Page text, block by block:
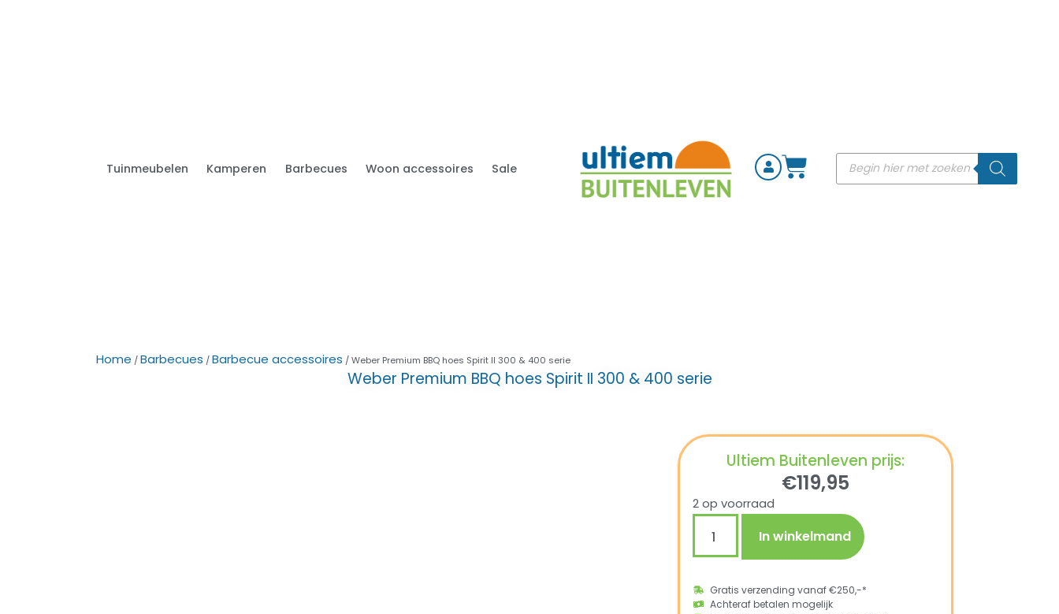
Tuinmeubelen Kamperen Barbecues Woon accessoires Sale
Home /Barbecues /Barbecue accessoires / Weber Premium BBQ hoes Spirit II 300 & 400 serie
Weber Premium BBQ hoes Spirit II 300 & 400 serie
Ultiem Buitenleven prijs:
€119,95
2 op voorraad
In winkelmand
Gratis verzending vanaf €250,-*
Achteraf betalen mogelijk